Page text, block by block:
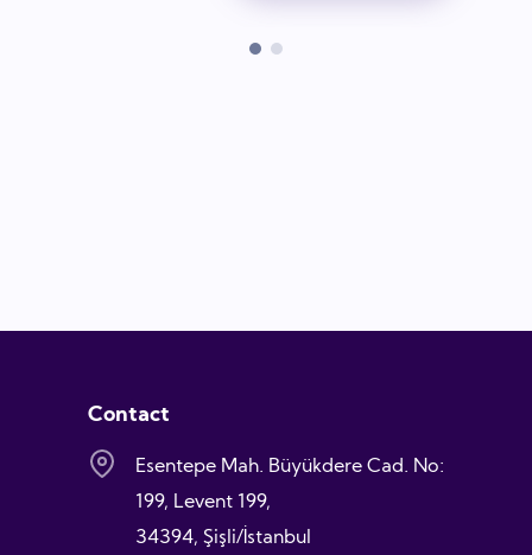
Contact
Esentepe Mah. Büyükdere Cad. No:
199, Levent 199,
34394, Şişli/İstanbul